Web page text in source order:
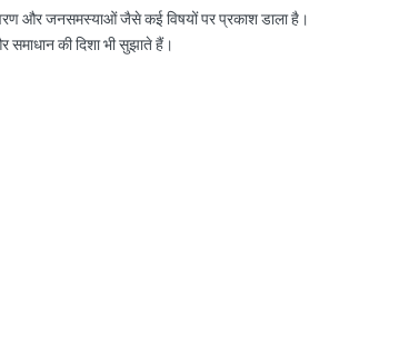
और जनसमस्याओं जैसे कई विषयों पर प्रकाश डाला है।
की दिशा भी सुझाते हैं।